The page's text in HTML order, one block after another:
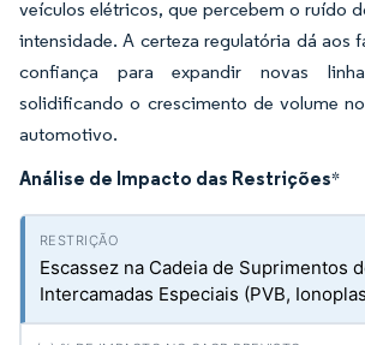
veículos elétricos, que percebem o ruído
intensidade. A certeza regulatória dá aos
confiança para expandir novas
solidificando o crescimento de volume
automotivo.
Análise de Impacto das Restrições*
Escassez na Cadeia de Suprimentos
Intercamadas Especiais (PVB,